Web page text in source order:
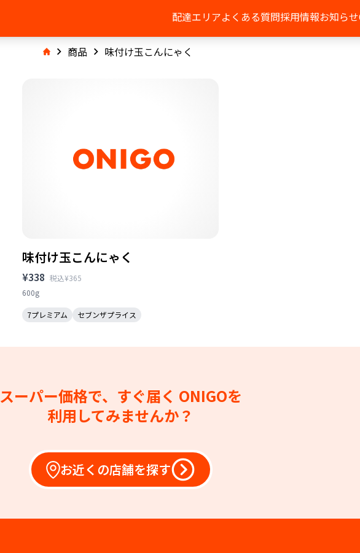
配達エリアよくある質問採用情報お知らせ
商品 味付け玉こんにゃく
味付け玉こんにゃく
¥338 税込¥365
600g
7プレミアム セブンザプライス
スーパー価格で、すぐ届く ONIGOを
利用してみませんか？
お近くの店舗を探す